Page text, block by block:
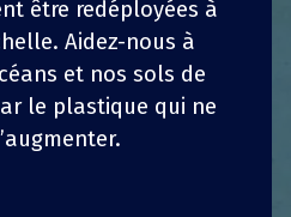
en particulier et des
:
moyens et grands
des « zones sans
être redéployées à
Aidez-nous à
et nos sols de
le plastique qui ne